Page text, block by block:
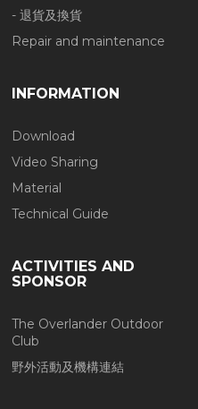
- 退貨及換貨
Repair and maintenance
INFORMATION
Download
Video Sharing
Material
Technical Guide
ACTIVITIES AND
SPONSOR
The Overlander Outdoor
Club
野外活動及機構連結